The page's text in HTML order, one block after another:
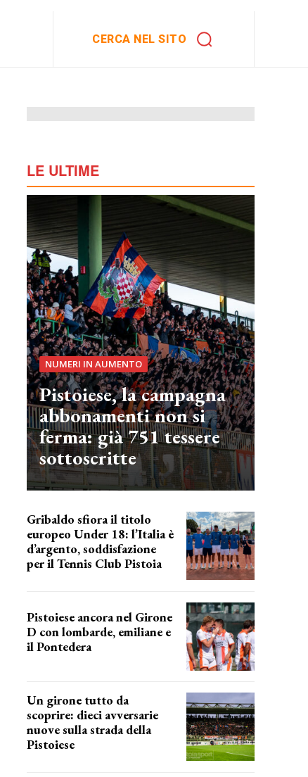
CERCA NEL SITO
LE ULTIME
NUMERI IN AUMENTO
Pistoiese, la campagna
abbonamenti non si
ferma: già 751 tessere
sottoscritte
Gribaldo sfiora il titolo
europeo Under 18: l’Italia è
d’argento, soddisfazione
per il Tennis Club Pistoia
Pistoiese ancora nel Girone
D con lombarde, emiliane e
il Pontedera
Un girone tutto da
scoprire: dieci avversarie
nuove sulla strada della
Pistoiese